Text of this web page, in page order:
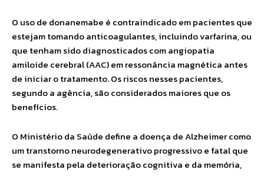
O uso de donanemabe é contraindicado em pacientes que
estejam tomando anticoagulantes, incluindo varfarina, ou
que tenham sido diagnosticados com angiopatia
amiloide cerebral (AAC) em ressonância magnética antes
de iniciar o tratamento. Os riscos nesses pacientes,
segundo a agência, são considerados maiores que os
benefícios.
O Ministério da Saúde define a doença de Alzheimer como
um transtorno neurodegenerativo progressivo e fatal que
se manifesta pela deterioração cognitiva e da memória,